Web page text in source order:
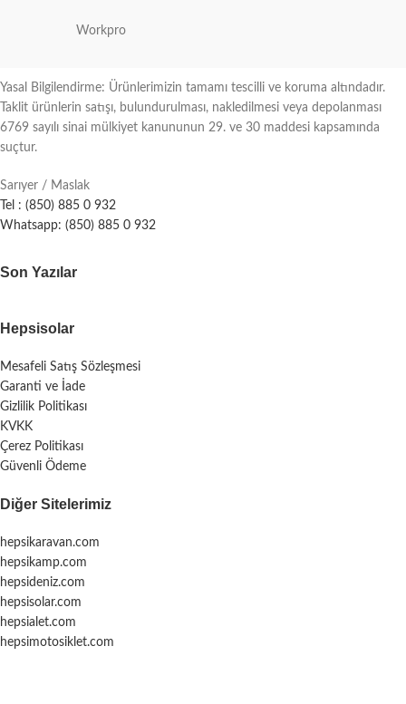
Workpro
Yasal Bilgilendirme: Ürünlerimizin tamamı tescilli ve koruma altındadır.
Taklit ürünlerin satışı, bulundurulması, nakledilmesi veya depolanması
6769 sayılı sinai mülkiyet kanununun 29. ve 30 maddesi kapsamında
suçtur.
Sarıyer / Maslak
Tel : (850) 885 0 932
Whatsapp: (850) 885 0 932
Son Yazılar
Hepsisolar
Mesafeli Satış Sözleşmesi
Garanti ve İade
Gizlilik Politikası
KVKK
Çerez Politikası
Güvenli Ödeme
Diğer Sitelerimiz
hepsikaravan.com
hepsikamp.com
hepsideniz.com
hepsisolar.com
hepsialet.com
hepsimotosiklet.com